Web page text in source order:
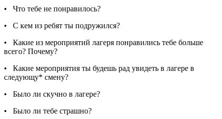
• Что тебе не понравилось?
• С кем из ребят ты подружился?
• Какие из мероприятий лагеря понравились тебе больше
всего? Почему?
• Какие мероприятия ты будешь рад увидеть в лагере в
следующу* смену?
• Было ли скучно в лагере?
• Было ли тебе страшно?